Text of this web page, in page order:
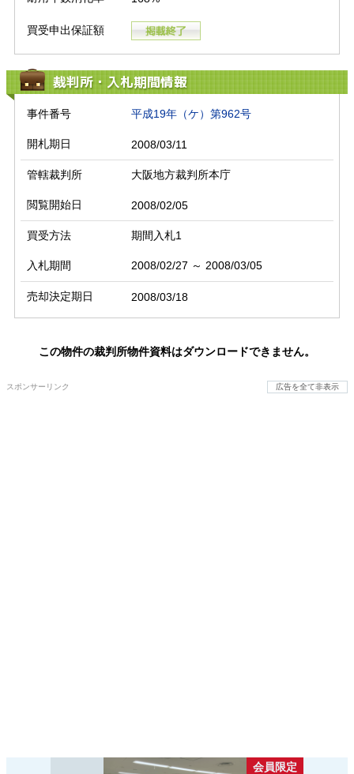
買受申出保証額
裁判所・入札期間情報
事件番号 平成19年（ケ）第962号
開札期日 2008/03/11
管轄裁判所 大阪地方裁判所本庁
閲覧開始日 2008/02/05
買受方法 期間入札1
入札期間 2008/02/27 ～ 2008/03/05
売却決定期日 2008/03/18
この物件の裁判所物件資料はダウンロードできません。
スポンサーリンク 広告を全て非表示
会員限定